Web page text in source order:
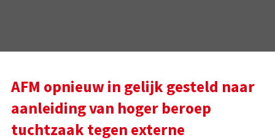
AFM opnieuw in gelijk gesteld naar
aanleiding van hoger beroep
tuchtzaak tegen externe